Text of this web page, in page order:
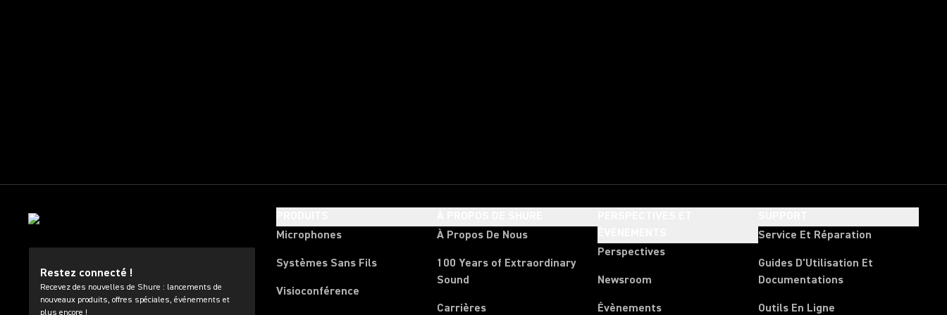
Restez connecté !
Recevez des nouvelles de Shure : lancements de
nouveaux produits, offres spéciales, événements et
plus encore !
Microphones
Systèmes Sans Fils
Visioconférence
À Propos De Nous
100 Years of Extraordinary
Sound
Carrières
Perspectives
Newsroom
Évènements
Service Et Réparation
Guides D'Utilisation Et
Documentations
Outils En Ligne